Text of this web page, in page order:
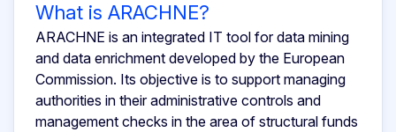
What is ARACHNE?
ARACHNE is an integrated IT tool for data mining
and data enrichment developed by the European
Commission. Its objective is to support managing
authorities in their administrative controls and
management checks in the area of structural funds